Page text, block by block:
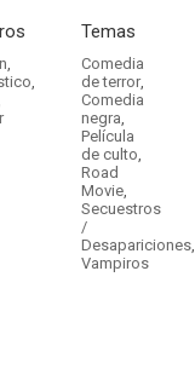
,
,
Temas
Comedia
de terror,
Comedia
negra,
Película
de culto,
Road
Movie,
Secuestros
/
Desapariciones,
Vampiros